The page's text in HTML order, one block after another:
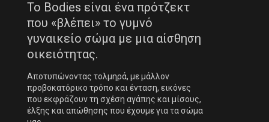
Το Bodies είναι ένα πρότζεκτ
που «βλέπει» το γυμνό
γυναικείο σώμα με μια αίσθηση
οικειότητας.
Αποτυπώνοντας τολμηρά, με μάλλον
προβοκατόρικο τρόπο και ένταση, εικόνες
που εκφράζουν τη σχέση αγάπης και μίσους,
έλξης και απώθησης που έχουμε για τα σώμα